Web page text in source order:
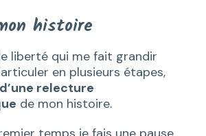
histoire
liberté qui me fait grandir
en plusieurs étapes,
d’une relecture
de mon histoire.